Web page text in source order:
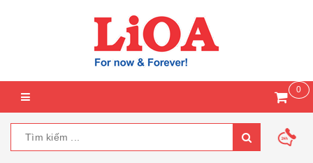
0